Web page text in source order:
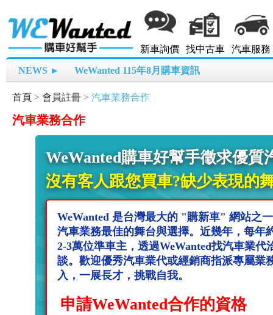
新車詢價 找中古車 汽車服務
NEWS ► WeWanted 115年8月購車資訊
首頁 > 會員註冊 > 汽車業務合作
汽車業務合作
WeWanted購車好幫手徵求優
沒有客人跟您買車?缺少表現的
WeWanted 是台灣最大的 "購新車" 網站之
汽車業務最佳的舞台與選擇。近幾年，每年
2-3萬位準車主，透過WeWanted找汽車業代
談。歡迎優秀汽車業代或經銷商指派專屬業
入，一展長才，挑戰自我。
申請WeWanted合作的資格